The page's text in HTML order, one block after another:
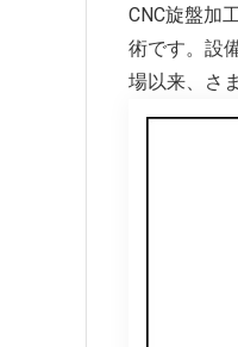
CNC旋盤加
術です。設
場以来、さ